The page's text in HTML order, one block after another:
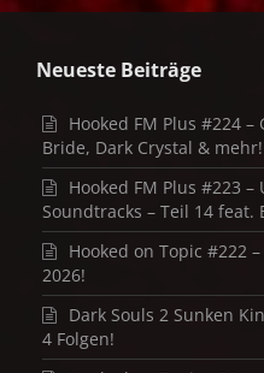
Neueste Beiträge
Hooked FM Plus #224
Bride, Dark Crystal & mehr!
Hooked FM Plus #223
Soundtracks – Teil 14 feat.
Hooked on Topic #222
2026!
Dark Souls 2 Sunken
4 Folgen!